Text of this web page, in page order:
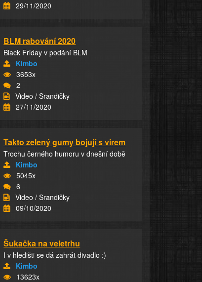
29/11/2020
BLM rabování 2020
Black Friday v podání BLM
Kimbo
3653x
2
Video / Srandičky
27/11/2020
Takto zelený gumy bojují s virem
Trochu černého humoru v dnešní době
Kimbo
5045x
6
Video / Srandičky
09/10/2020
Šukačka na veletrhu
I v hledišti se dá zahrát divadlo :)
Kimbo
13623x